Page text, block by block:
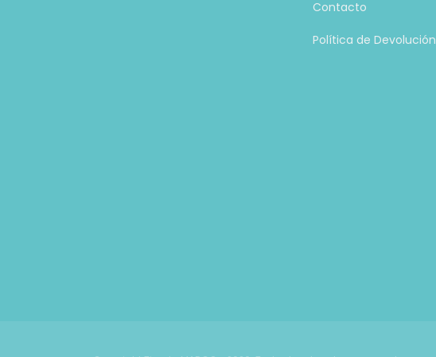
Contacto
Política de Devolución